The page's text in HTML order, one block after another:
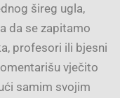
šireg ugla,
da se zapitamo
profesori ili bjesni
vječito
samim svojim